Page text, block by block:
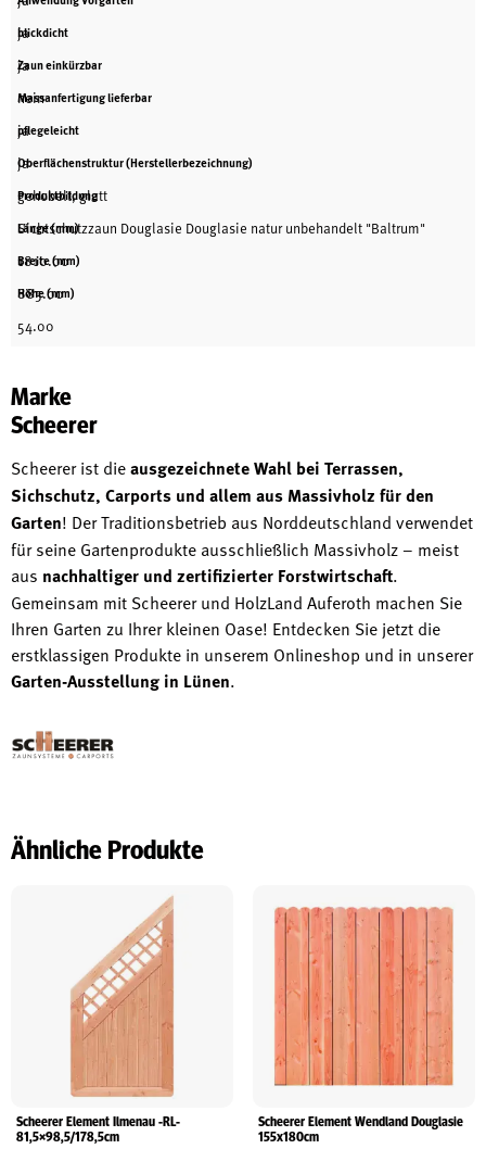
ja
blickdicht
ja
Zaun einkürzbar
nein
Massanfertigung lieferbar
ja
pflegeleicht
ja
Oberflächenstruktur (Herstellerbezeichnung)
gehobelt, glatt
Produktbildung
Sichtschutzzaun Douglasie Douglasie natur unbehandelt "Baltrum"
Länge (mm)
1810.00
Breite (mm)
885.00
Höhe (mm)
54.00
Marke
Scheerer
Scheerer ist dieausgezeichnete Wahl bei Terrassen,
Sichschutz, Carports und allem aus Massivholz für den
Garten! Der Traditionsbetrieb aus Norddeutschland verwendet
für seine Gartenprodukte ausschließlich Massivholz – meist
aus nachhaltiger und zertifizierter Forstwirtschaft.
Gemeinsam mit Scheerer und HolzLand Auferoth machen Sie
Ihren Garten zu Ihrer kleinen Oase! Entdecken Sie jetzt die
erstklassigen Produkte in unserem Onlineshop und in unserer
Garten-Ausstellung in Lünen.
Ähnliche Produkte
Scheerer Element Ilmenau -RL-
81,5×98,5/178,5cm
Scheerer Element Wendland Douglasie
155x180cm